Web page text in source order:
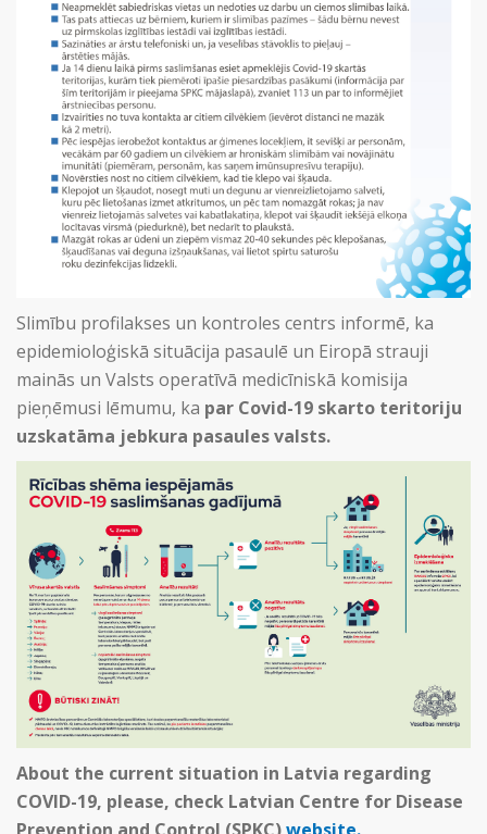
Slimību profilakses un kontroles centrs informē, ka
epidemioloģiskā situācija pasaulē un Eiropā strauji
mainās un Valsts operatīvā medicīniskā komisija
pieņēmusi lēmumu, ka par Covid-19 skarto teritoriju
uzskatāma jebkura pasaules valsts.
About the current situation in Latvia regarding
COVID-19, please, check Latvian Centre for Disease